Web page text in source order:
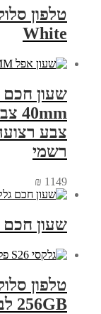
White
רשמי
₪ 1149
שעון חכם Galaxy Watch Ultra LTE
256GB לבן יבואן רשמי